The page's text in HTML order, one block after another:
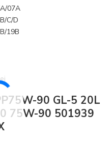
07A
C/D
19B
90 GL-5 20L
75W-90 501939